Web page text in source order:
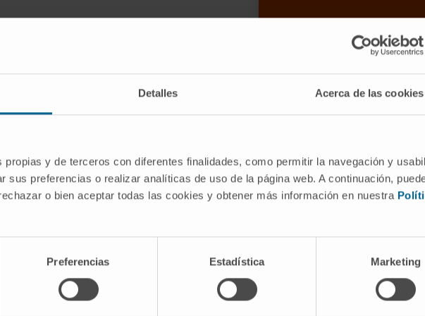
Detalles Acerca de las cookies
propias y de terceros con diferentes finalidades, como permitir la navegación y
sus preferencias o realizar analíticas de uso de la página web. A continuación,
o bien aceptar todas las cookies y obtener más información en nuestra
Preferencias Estadística Marketing
thousands of replication origins
transcription is known to favor
the role that RNA plays in this
the ORC1 subunit of the human
with RNAs transcribed from genes
sites (TSSs), displaying a positive
origin activity.
binding mutant, result in inefficient
impaired ORC1 chromatin release.
its intrinsically disordered region,